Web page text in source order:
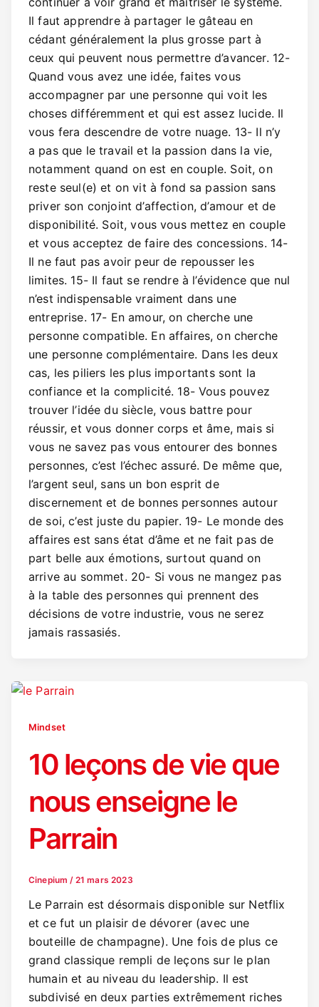
Il faut apprendre à partager le gâteau en
cédant généralement la plus grosse part à
ceux qui peuvent nous permettre d’avancer. 12-
Quand vous avez une idée, faites vous
accompagner par une personne qui voit les
choses différemment et qui est assez lucide. Il
vous fera descendre de votre nuage. 13- Il n’y
a pas que le travail et la passion dans la vie,
notamment quand on est en couple. Soit, on
reste seul(e) et on vit à fond sa passion sans
priver son conjoint d’affection, d’amour et de
disponibilité. Soit, vous vous mettez en couple
et vous acceptez de faire des concessions. 14-
Il ne faut pas avoir peur de repousser les
limites. 15- Il faut se rendre à l’évidence que nul
n’est indispensable vraiment dans une
entreprise. 17- En amour, on cherche une
personne compatible. En affaires, on cherche
une personne complémentaire. Dans les deux
cas, les piliers les plus importants sont la
confiance et la complicité. 18- Vous pouvez
trouver l’idée du siècle, vous battre pour
réussir, et vous donner corps et âme, mais si
vous ne savez pas vous entourer des bonnes
personnes, c’est l’échec assuré. De même que,
l’argent seul, sans un bon esprit de
discernement et de bonnes personnes autour
de soi, c’est juste du papier. 19- Le monde des
affaires est sans état d’âme et ne fait pas de
part belle aux émotions, surtout quand on
arrive au sommet. 20- Si vous ne mangez pas
à la table des personnes qui prennent des
décisions de votre industrie, vous ne serez
jamais rassasiés.
Mindset
10 leçons de vie que
nous enseigne le
Parrain
Cinepium / 21 mars 2023
Le Parrain est désormais disponible sur Netflix
et ce fut un plaisir de dévorer (avec une
bouteille de champagne). Une fois de plus ce
grand classique rempli de leçons sur le plan
humain et au niveau du leadership. Il est
subdivisé en deux parties extrêmement riches